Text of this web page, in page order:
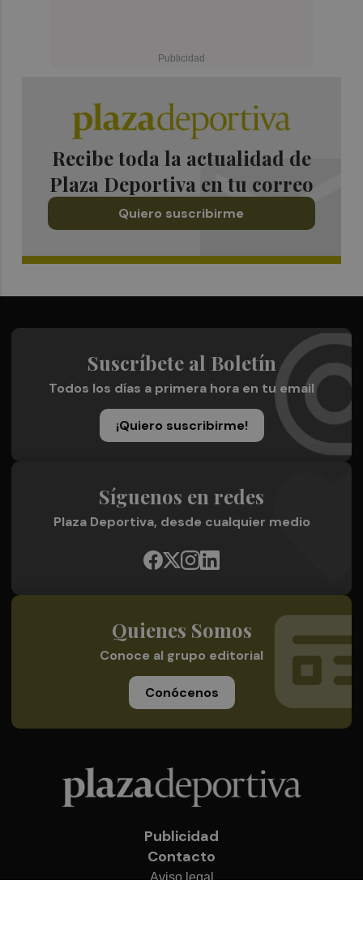
Recibe toda la actualidad de
Plaza Deportiva en tu correo
Quiero suscribirme
Suscríbete al Boletín
Todos los días a primera hora en tu email
¡Quiero suscribirme!
Síguenos en redes
Plaza Deportiva, desde cualquier medio
Quienes Somos
Conoce al grupo editorial
Conócenos
Publicidad
Contacto
Aviso legal